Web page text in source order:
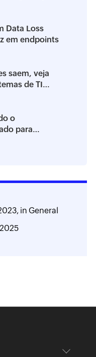
Data Loss
em endpoints
saem, veja
de TI
o
para
in General